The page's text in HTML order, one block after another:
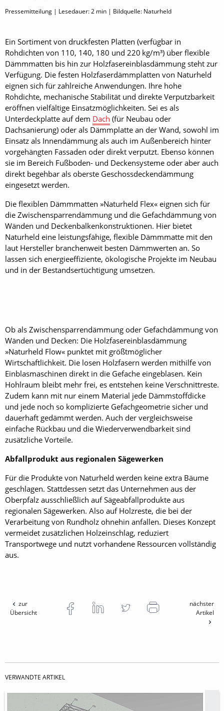
Pressemitteilung | Lesedauer:2 min | Bildquelle: Naturheld
Ein Sortiment von druckfesten Platten (verfügbar in
Rohdichten von 110, 140, 180 und 220 kg/m³) über flexible
Dämmmatten bis hin zur Holzfasereinblasdämmung steht zur
Verfügung. Die festen Holzfaserdämmplatten von Naturheld
eignen sich für zahlreiche Anwendungen. Ihre hohe
Rohdichte, mechanische Stabilität und direkte Verputzbarkeit
eröffnen vielfältige Einsatzmöglichkeiten. Sei es als
Unterdeckplatte auf dem Dach (für Neubau oder
Dachsanierung) oder als Dämmplatte an der Wand, sowohl im
Einsatz als Innendämmung als auch im Außenbereich hinter
vorgehängten Fassaden oder direkt verputzt. Ebenso können
sie im Bereich Fußboden- und Deckensysteme oder aber auch
direkt begehbar als oberste Geschossdeckendämmung
eingesetzt werden.
Die flexiblen Dämmmatten »Naturheld Flex« eignen sich für
die Zwischensparrendämmung und die Gefachdämmung von
Wänden und Deckenbalkenkonstruktionen. Hier bietet
Naturheld eine leistungsfähige, flexible Dämmmatte mit den
laut Hersteller branchenweit besten Dämmwerten an. So
lassen sich energieeffiziente, ökologische Projekte im Neubau
und in der Bestandsertüchtigung umsetzen.
Ob als Zwischensparrendämmung oder Gefachdämmung von
Wänden und Decken: Die Holzfasereinblasdämmung
»Naturheld Flow« punktet mit größtmöglicher
Wirtschaftlichkeit. Die losen Holzfasern werden mithilfe von
Einblasmaschinen direkt in die Gefache eingeblasen. Kein
Hohlraum bleibt mehr frei, es entstehen keine Verschnittreste.
Zudem kann mit nur einem Material jede Dämmstoffdicke
und jede noch so komplizierte Gefachgeometrie sicher und
dauerhaft gedämmt werden. Auch der vergleichsweise
einfache Rückbau und die Wiederverwendbarkeit sind
zusätzliche Vorteile.
Abfallprodukt aus regionalen Sägewerken
Für die Produkte von Naturheld werden keine extra Bäume
geschlagen. Stattdessen setzt das Unternehmen aus der
Oberpfalz ausschließlich auf Sägeabfallprodukte aus
regionalen Sägewerken. Also auf Holzreste, die bei der
Verarbeitung von Rundholz ohnehin anfallen. Dieses Konzept
vermeidet zusätzlichen Holzeinschlag, reduziert
Transportwege und nutzt vorhandene Ressourcen vollständig
aus.
zur
Übersicht
nächster
Artikel
VERWANDTE ARTIKEL